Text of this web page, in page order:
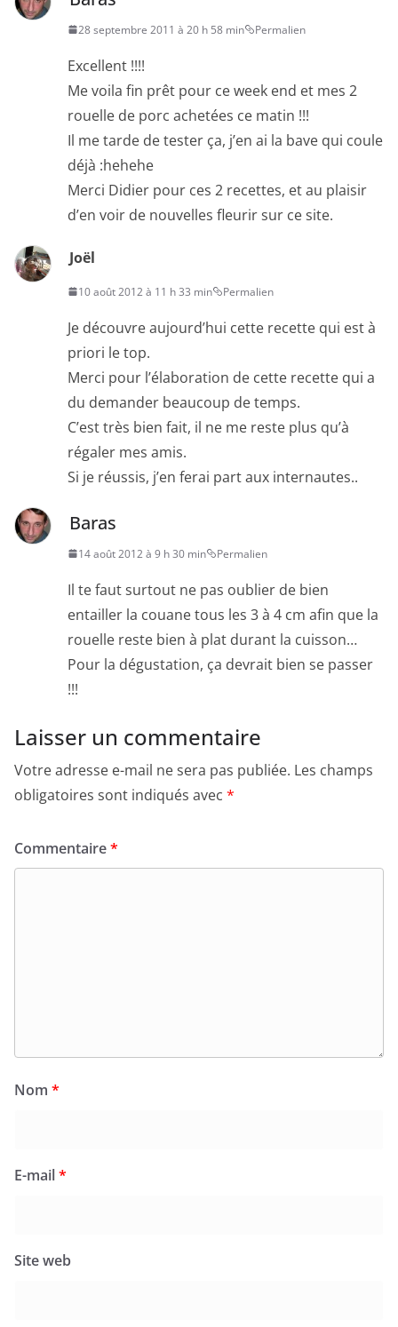
28 septembre 2011 à 20 h 58 min Permalien
Excellent !!!!
Me voila fin prêt pour ce week end et mes 2
rouelle de porc achetées ce matin !!!
Il me tarde de tester ça, j’en ai la bave qui coule
déjà :hehehe
Merci Didier pour ces 2 recettes, et au plaisir
d’en voir de nouvelles fleurir sur ce site.
Joël
10 août 2012 à 11 h 33 min Permalien
Je découvre aujourd’hui cette recette qui est à
priori le top.
Merci pour l’élaboration de cette recette qui a
du demander beaucoup de temps.
C’est très bien fait, il ne me reste plus qu’à
régaler mes amis.
Si je réussis, j’en ferai part aux internautes..
Baras
14 août 2012 à 9 h 30 min Permalien
Il te faut surtout ne pas oublier de bien
entailler la couane tous les 3 à 4 cm afin que la
rouelle reste bien à plat durant la cuisson…
Pour la dégustation, ça devrait bien se passer
!!!
Laisser un commentaire
Votre adresse e-mail ne sera pas publiée. Les champs
obligatoires sont indiqués avec *
Commentaire*
Nom *
E-mail*
Site web